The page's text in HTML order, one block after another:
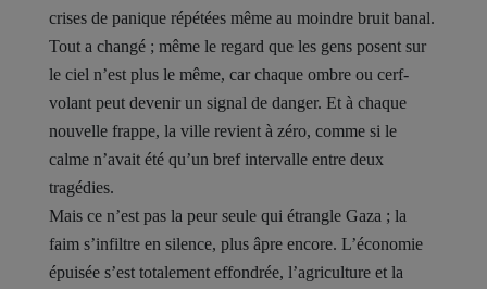
crises de panique répétées même au moindre bruit banal.
Tout a changé ; même le regard que les gens posent sur
le ciel n’est plus le même, car chaque ombre ou cerf-
volant peut devenir un signal de danger. Et à chaque
nouvelle frappe, la ville revient à zéro, comme si le
calme n’avait été qu’un bref intervalle entre deux
tragédies.
Mais ce n’est pas la peur seule qui étrangle Gaza ; la
faim s’infiltre en silence, plus âpre encore. L’économie
épuisée s’est totalement effondrée, l’agriculture et la